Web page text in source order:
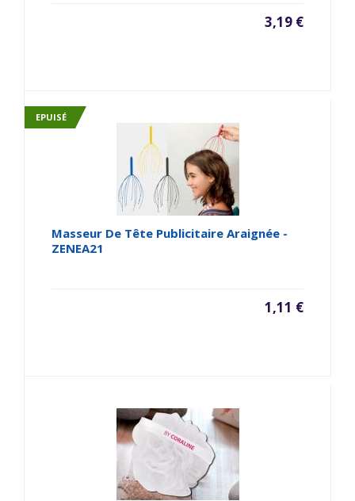
3,19 €
EPUISÉ
Masseur De Tête Publicitaire Araignée -
ZENEA21
1,11 €